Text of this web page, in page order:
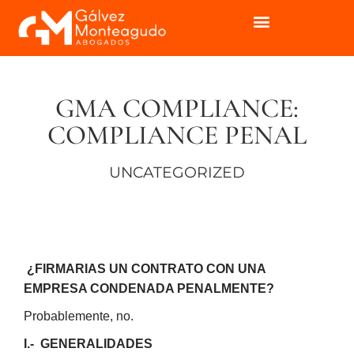
GMA COMPLIANCE:
COMPLIANCE PENAL
UNCATEGORIZED
¿FIRMARIAS UN CONTRATO CON UNA
EMPRESA CONDENADA PENALMENTE?
Probablemente, no.
I.- GENERALIDADES